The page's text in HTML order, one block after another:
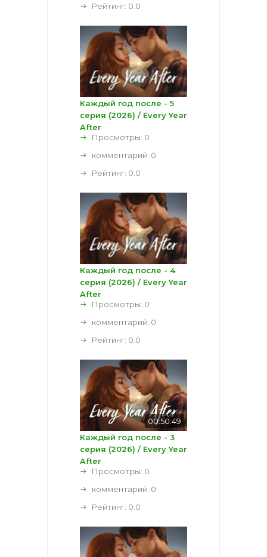
Рейтинг: 0.0
Каждый год после - 5
серия (2026) / Every Year
After
Просмотры: 0
комментарий: 0
Рейтинг: 0.0
Каждый год после - 4
серия (2026) / Every Year
After
Просмотры: 0
комментарий: 0
Рейтинг: 0.0
00:50:49
Каждый год после - 3
серия (2026) / Every Year
After
Просмотры: 0
комментарий: 0
Рейтинг: 0.0